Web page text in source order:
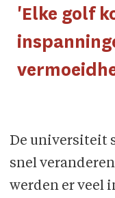
'Elke golf
De universiteit
snel
werden er veel